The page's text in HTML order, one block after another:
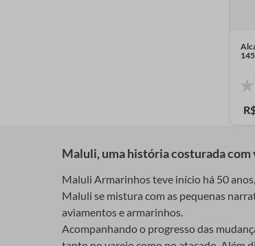
Maluli, uma história costurada com
Maluli Armarinhos teve início há 50
Maluli se mistura com as pequenas
aviamentos e armarinhos.
Acompanhando o progresso das